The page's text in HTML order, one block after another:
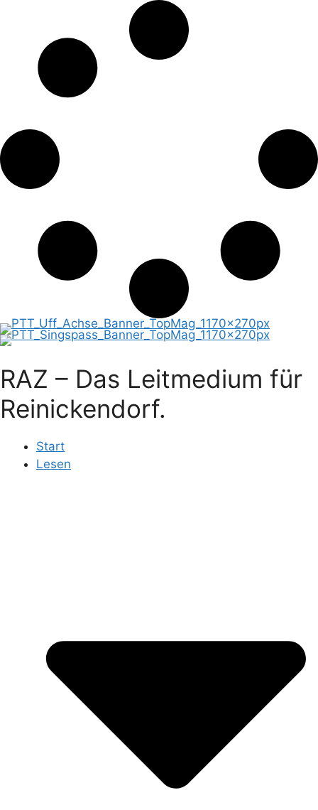
RAZ – Das Leitmedium für
Reinickendorf.
Start
Lesen